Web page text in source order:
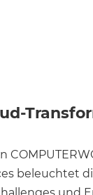
beleuchtet